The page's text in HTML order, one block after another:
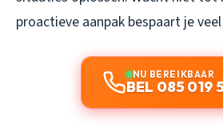
proactieve aanpak bespaart je
NU BEREIKBAAR
BEL 085 019